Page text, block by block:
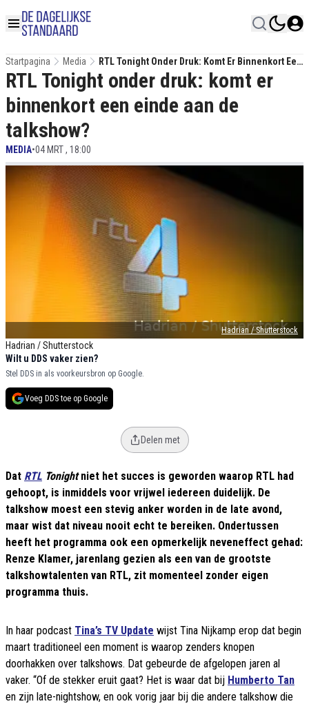
Startpagina Media
RTL Tonight Onder Druk: Komt Er Binnenkort Een
Einde Aan De Talkshow?
Hadrian / Shutterstock
Hadrian / Shutterstock
RTL Tonight onder druk: komt er
binnenkort een einde aan de
talkshow?
MEDIA•04 MRT , 18:00
Wilt u DDS vaker zien?
Stel DDS in als voorkeursbron op Google.
Voeg DDS toe op Google
Delen met
Dat RTL Tonightniet het succes is geworden waarop RTL had
gehoopt, is inmiddels voor vrijwel iedereen duidelijk. De
talkshow moest een stevig anker worden in de late avond,
maar wist dat niveau nooit echt te bereiken. Ondertussen
heeft het programma ook een opmerkelijk neveneffect gehad:
Renze Klamer, jarenlang gezien als een van de grootste
talkshowtalenten van RTL, zit momenteel zonder eigen
programma thuis.
In haar podcast Tina’s TV Update wijst Tina Nijkamp erop dat begin
maart traditioneel een moment is waarop zenders knopen
doorhakken over talkshows. Dat gebeurde de afgelopen jaren al
vaker. “Of de stekker eruit gaat? Het is waar dat bij Humberto Tan
en zijn late-nightshow, en ook vorig jaar bij die andere talkshow die